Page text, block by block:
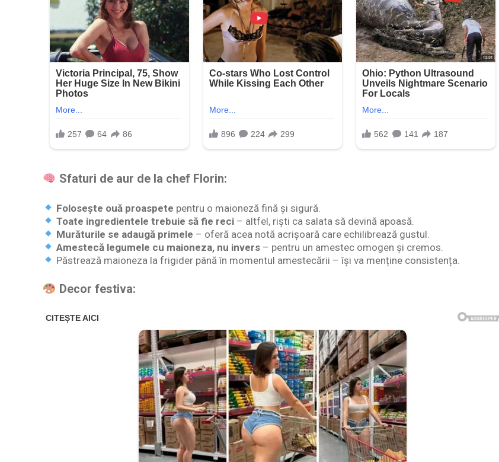
Sfaturi de aur de la chef Florin:
Folosește ouă proaspete pentru o maioneză fină și sigură.
Toate ingredientele trebuie să fie reci – altfel, riști ca salata să devină apoasă.
Murăturile se adaugă primele – oferă acea notă acrișoară care echilibrează gustul.
Amestecă legumele cu maioneza, nu invers – pentru un amestec omogen și cremos.
Păstrează maioneza la frigider până în momentul amestecării – își va menține consistența.
Decor festiva: